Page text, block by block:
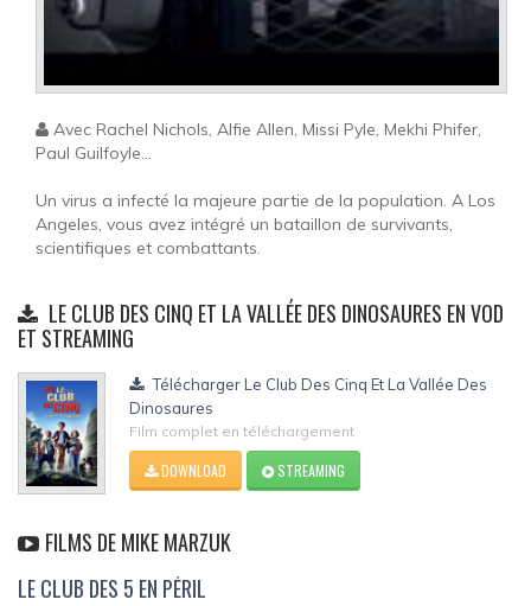
Avec Rachel Nichols, Alfie Allen, Missi Pyle, Mekhi Phifer,
Paul Guilfoyle...
Un virus a infecté la majeure partie de la population. A Los
Angeles, vous avez intégré un bataillon de survivants,
scientifiques et combattants.
LE CLUB DES CINQ ET LA VALLÉE DES DINOSAURES EN VOD
ET STREAMING
Télécharger Le Club Des Cinq Et La Vallée Des
Dinosaures
Film complet en téléchargement
DOWNLOAD STREAMING
FILMS DE MIKE MARZUK
LE CLUB DES 5 EN PÉRIL